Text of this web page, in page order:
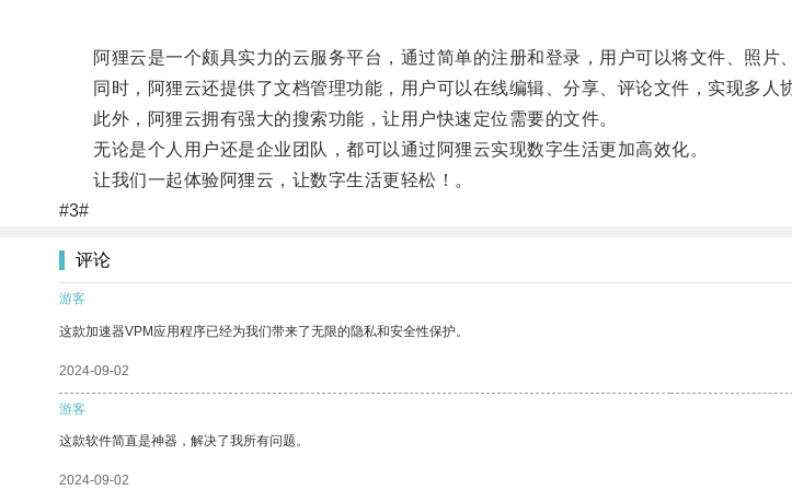
阿狸云是一个颇具实力的云服务平台，通过简单的注册和登录，用户可以将文件、照片
同时，阿狸云还提供了文档管理功能，用户可以在线编辑、分享、评论文件，实现多人协
此外，阿狸云拥有强大的搜索功能，让用户快速定位需要的文件。
无论是个人用户还是企业团队，都可以通过阿狸云实现数字生活更加高效化。
让我们一起体验阿狸云，让数字生活更轻松！。
#3#
评论
游客
这款加速器VPM应用程序已经为我们带来了无限的隐私和安全性保护。
2024-09-02
游客
这款软件简直是神器，解决了我所有问题。
2024-09-02